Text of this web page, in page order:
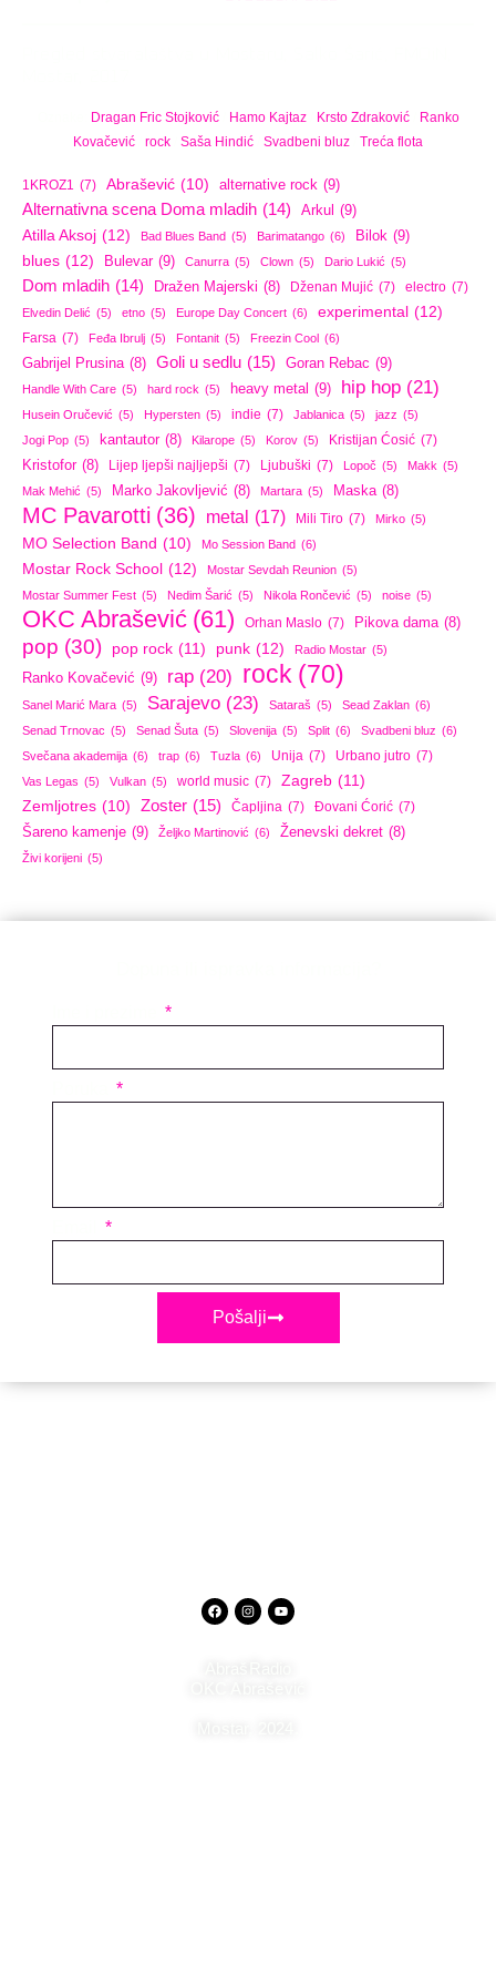
Dragan Fric Stojković/ Hamo Kajtaz/ Krsto Zdraković/
Ranko
Kovačević
rock Saša Hindić Svadbeni bluz Treća flota
1KROZ1 (7) Abrašević (10) alternative rock (9)
Alternativna scena Doma mladih (14) Arkul (9)
Atilla Aksoj (12) Bad Blues Band (5) Barimatango (6) Bilok (9)
blues (12) Bulevar (9) Canurra (5) Clown (5) Dario Lukić (5)
Dom mladih (14) Dražen Majerski (8) Dženan Mujić (7) electro (7)
Elvedin Delić (5) etno (5) Europe Day Concert (6) experimental (12)
Farsa (7) Feđa Ibrulj (5) Fontanit (5) Freezin Cool (6)
Gabrijel Prusina (8) Goli u sedlu (15) Goran Rebac (9)
Handle With Care (5) hard rock (5) heavy metal (9) hip hop (21)
Husein Oručević (5) Hypersten (5) indie (7) Jablanica (5) jazz (5)
Jogi Pop (5) kantautor (8) Kilarope (5) Korov (5) Kristijan Ćosić (7)
Kristofor (8) Lijep ljepši najljepši (7) Ljubuški (7) Lopoč (5) Makk (5)
Mak Mehić (5) Marko Jakovljević (8) Martara (5) Maska (8)
MC Pavarotti (36) metal (17) Mili Tiro (7) Mirko (5)
MO Selection Band (10) Mo Session Band (6)
Mostar Rock School (12) Mostar Sevdah Reunion (5)
Mostar Summer Fest (5) Nedim Šarić (5) Nikola Rončević (5) noise (5)
OKC Abrašević (61) Orhan Maslo (7) Pikova dama (8)
pop (30) pop rock (11) punk (12) Radio Mostar (5)
Ranko Kovačević (9) rap (20) rock (70)
Sanel Marić Mara (5) Sarajevo (23) Sataraš (5) Sead Zaklan (6)
Senad Trnovac (5) Senad Šuta (5) Slovenija (5) Split (6) Svadbeni bluz (6)
Svečana akademija (6) trap (6) Tuzla (6) Unija (7) Urbano jutro (7)
Vas Legas (5) Vulkan (5) world music (7) Zagreb (11)
Zemljotres (10) Zoster (15) Čapljina (7) Đovani Ćorić (7)
Šareno kamenje (9) Željko Martinović (6) Ženevski dekret (8)
Živi korijeni (5)
Pošalji